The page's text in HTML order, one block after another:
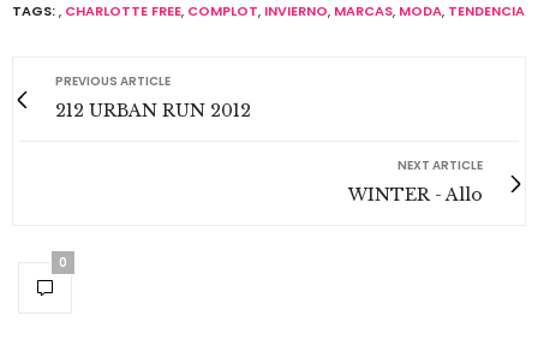
TAGS:, CHARLOTTE FREE, COMPLOT, INVIERNO, MARCAS, MODA, TENDENCIA
PREVIOUS ARTICLE
212 URBAN RUN 2012
NEXT ARTICLE
WINTER - Allo
0